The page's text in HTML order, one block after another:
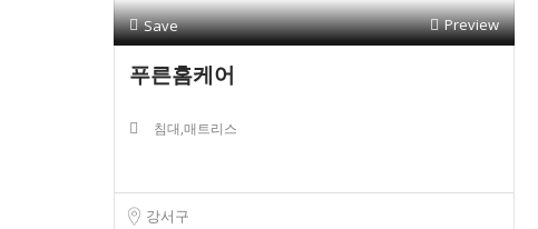
Save Preview
푸른홈케어
침대,매트리스
강서구